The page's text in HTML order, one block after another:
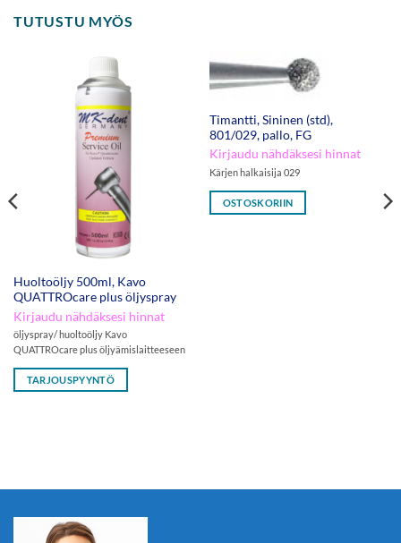
TUTUSTU MYÖS
Huoltoöljy 500ml, Kavo
QUATTROcare plus öljyspray
Kirjaudu nähdäksesi hinnat
öljyspray/ huoltoöljy Kavo
QUATTROcare plus öljyämislaitteeseen
TARJOUSPYYNTÖ
Timantti, Sininen (std),
801/029, pallo, FG
Kirjaudu nähdäksesi hinnat
Kärjen halkaisija 029
OSTOSKORIIN